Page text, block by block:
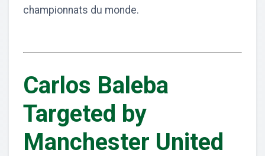
championnats du monde.
Carlos Baleba
Targeted by
Manchester United